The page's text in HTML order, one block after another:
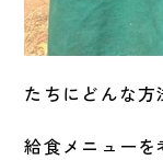
たちにどんな方
給食メニューを